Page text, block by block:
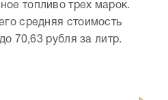
топливо трех марок.
средняя стоимость
70,63 рубля за литр.